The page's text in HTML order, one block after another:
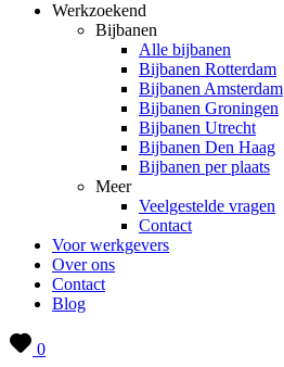
Werkzoekend
Bijbanen
Alle bijbanen
Bijbanen Rotterdam
Bijbanen Amsterdam
Bijbanen Groningen
Bijbanen Utrecht
Bijbanen Den Haag
Bijbanen per plaats
Meer
Veelgestelde vragen
Contact
Voor werkgevers
Over ons
Contact
Blog
0